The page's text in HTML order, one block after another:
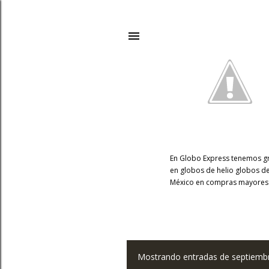
En Globo Express tenemos
en globos de helio globos
México en compras mayores
Mostrando entradas de